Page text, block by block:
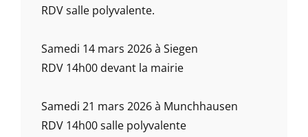
RDV salle polyvalente.
Samedi 14 mars 2026 à Siegen
RDV 14h00 devant la mairie
Samedi 21 mars 2026 à Munchhausen
RDV 14h00 salle polyvalente